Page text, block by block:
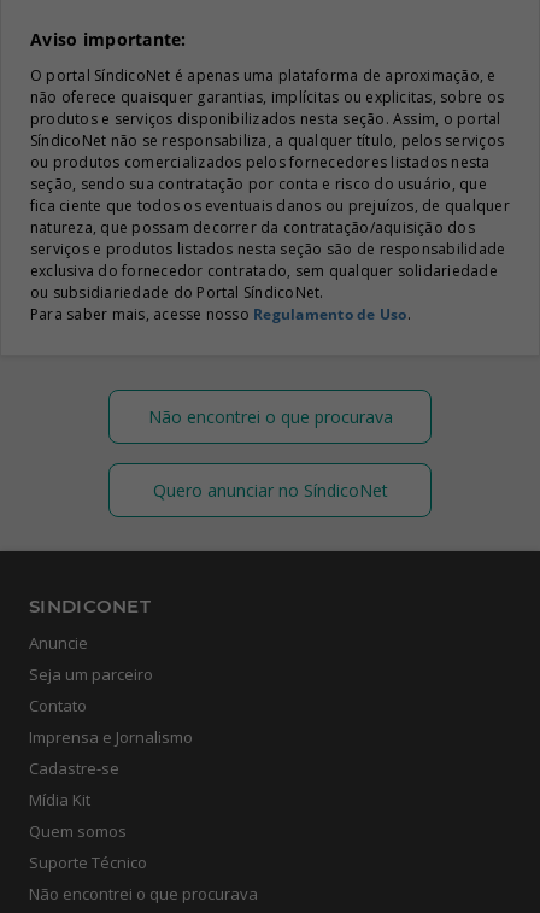
Aviso importante:
O portal SíndicoNet é apenas uma plataforma de aproximação, e
não oferece quaisquer garantias, implícitas ou explicitas, sobre os
produtos e serviços disponibilizados nesta seção. Assim, o portal
SíndicoNet não se responsabiliza, a qualquer título, pelos serviços
ou produtos comercializados pelos fornecedores listados nesta
seção, sendo sua contratação por conta e risco do usuário, que
fica ciente que todos os eventuais danos ou prejuízos, de qualquer
natureza, que possam decorrer da contratação/aquisição dos
serviços e produtos listados nesta seção são de responsabilidade
exclusiva do fornecedor contratado, sem qualquer solidariedade
ou subsidiariedade do Portal SíndicoNet.
Para saber mais, acesse nosso Regulamento de Uso.
Não encontrei o que procurava
Quero anunciar no SíndicoNet
SINDICONET
Anuncie
Seja um parceiro
Contato
Imprensa e Jornalismo
Cadastre-se
Mídia Kit
Quem somos
Suporte Técnico
Não encontrei o que procurava